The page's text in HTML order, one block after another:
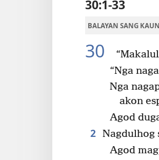
30:1-33
BALAYAN SANG
30
“Nga
Nga
akon
Agod
2 Nagdulhog
Agod